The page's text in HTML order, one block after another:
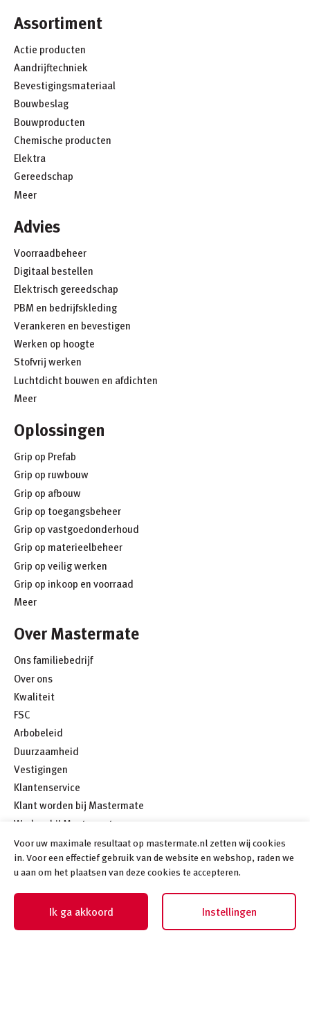
Voor uw maximale resultaat op mastermate.nl zetten wij cookies
in. Voor een effectief gebruik van de website en webshop, raden we
u aan om het plaatsen van deze cookies te accepteren.
Ik ga akkoord Instellingen
Assortiment
Actie producten
Aandrijftechniek
Bevestigingsmateriaal
Bouwbeslag
Bouwproducten
Chemische producten
Elektra
Gereedschap
Meer
Advies
Voorraadbeheer
Digitaal bestellen
Elektrisch gereedschap
PBM en bedrijfskleding
Verankeren en bevestigen
Werken op hoogte
Stofvrij werken
Luchtdicht bouwen en afdichten
Meer
Oplossingen
Grip op Prefab
Grip op ruwbouw
Grip op afbouw
Grip op toegangsbeheer
Grip op vastgoedonderhoud
Grip op materieelbeheer
Grip op veilig werken
Grip op inkoop en voorraad
Meer
Over Mastermate
Ons familiebedrijf
Over ons
Kwaliteit
FSC
Arbobeleid
Duurzaamheid
Vestigingen
Klantenservice
Klant worden bij Mastermate
Werken bij Mastermate
Meer